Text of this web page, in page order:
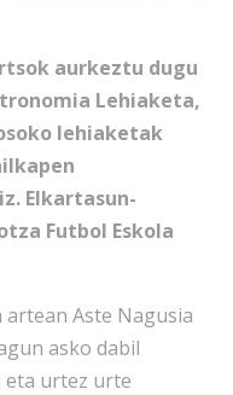
aurkeztu dugu
Lehiaketa,
lehiaketak
Elkartasun-
Futbol Eskola
artean Aste Nagusia
asko dabil
eta urtez urte